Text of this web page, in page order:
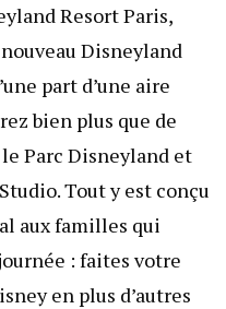
Resort Paris,
Disneyland
part d’une aire
bien plus que de
le Parc Disneyland et
Tout y est conçu
aux familles qui
: faites votre
en plus d’autres